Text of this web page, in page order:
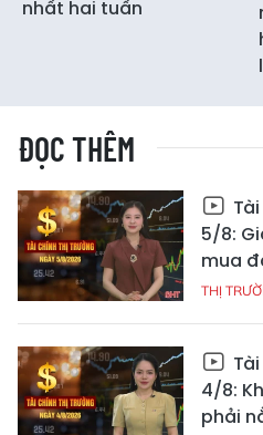
nhất hai tuần
ĐỌC THÊM
5/8:
mua
THỊ
4/8:
phải